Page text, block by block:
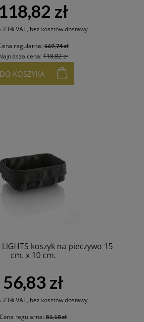
118,82 zł
VAT, bez kosztów dostawy
regularna:169,74 zł
cena: 118,82 zł
DO KOSZYKA
LIGHTS koszyk na pieczywo 15
cm. x 10 cm.
56,83 zł
VAT, bez kosztów dostawy
Cena regularna: 81,18 zł